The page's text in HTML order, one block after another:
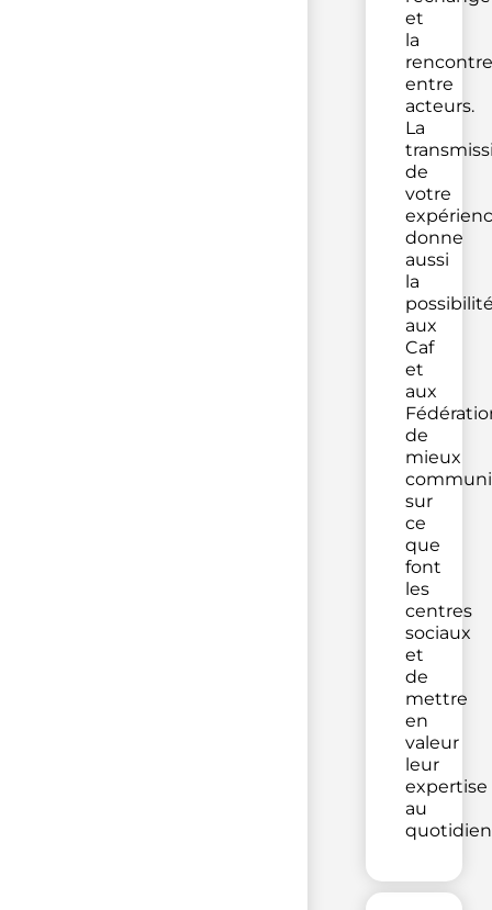
et
la
rencontre
entre
acteurs.
La
de
votre
donne
aussi
la
aux
Caf
et
aux
de
mieux
sur
ce
que
font
les
centres
sociaux
et
de
mettre
en
valeur
leur
expertise
au